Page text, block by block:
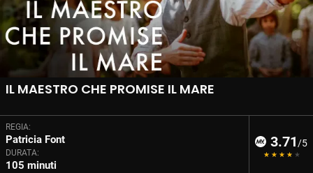
IL MAESTRO CHE PROMISE IL MARE
REGIA:
Patricia Font
DURATA:
105 minuti
3.71 /5